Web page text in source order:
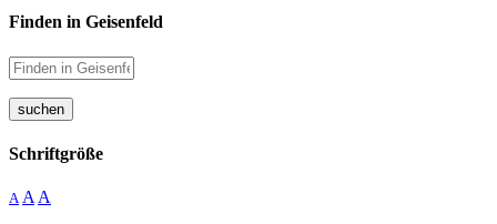
Finden in Geisenfeld
suchen
Schriftgröße
A A A